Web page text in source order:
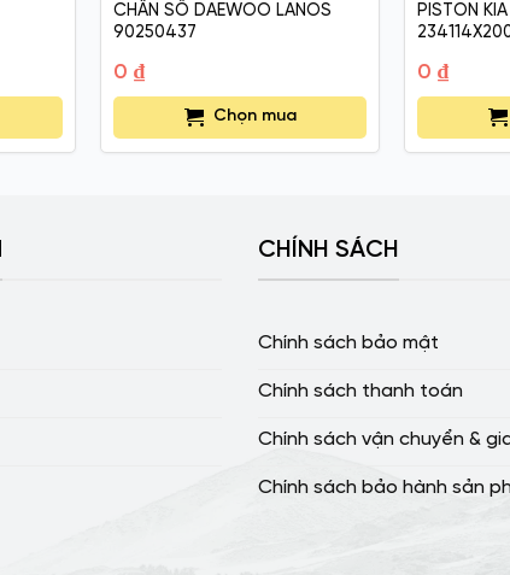
CHÂN SỐ DAEWOO LANOS
90250437
0 ₫
Chọn mua
PISTON
0 ₫
CHÍNH SÁCH
Chính sách bảo mật
Chính sách thanh toán
Chính sách vận chuyển &
Chính sách bảo hành sản